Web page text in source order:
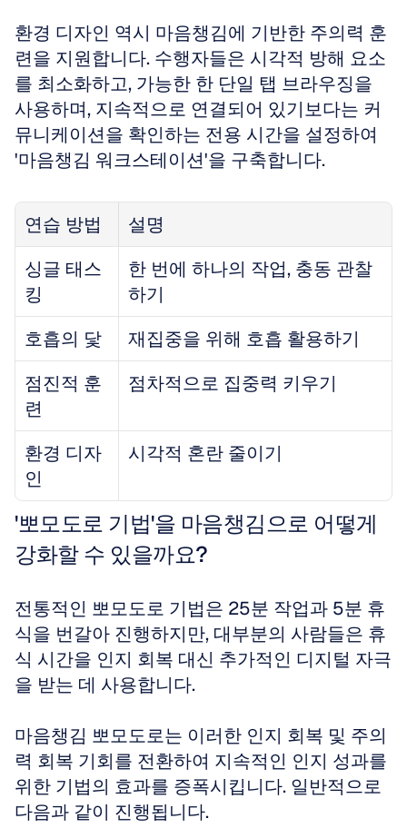
환경 디자인 역시 마음챙김에 기반한 주의력 훈
련을 지원합니다. 수행자들은 시각적 방해 요소
를 최소화하고, 가능한 한 단일 탭 브라우징을
사용하며, 지속적으로 연결되어 있기보다는 커
뮤니케이션을 확인하는 전용 시간을 설정하여
'마음챙김 워크스테이션'을 구축합니다.
연습 방법
설명
싱글 태스
킹
한 번에 하나의 작업, 충동 관찰
하기
호흡의 닻
재집중을 위해 호흡 활용하기
점진적 훈
련
점차적으로 집중력 키우기
환경 디자
인
시각적 혼란 줄이기
'뽀모도로 기법'을 마음챙김으로 어떻게
강화할 수 있을까요?
전통적인 뽀모도로 기법은 25분 작업과 5분 휴
식을 번갈아 진행하지만, 대부분의 사람들은 휴
식 시간을 인지 회복 대신 추가적인 디지털 자극
을 받는 데 사용합니다.
마음챙김 뽀모도로는 이러한 인지 회복 및 주의
력 회복 기회를 전환하여 지속적인 인지 성과를
위한 기법의 효과를 증폭시킵니다. 일반적으로
다음과 같이 진행됩니다.